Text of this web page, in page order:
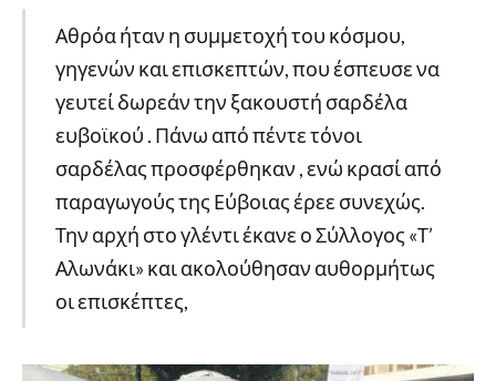
Αθρόα ήταν η συμμετοχή του κόσμου,
γηγενών και επισκεπτών, που έσπευσε να
γευτεί δωρεάν την ξακουστή σαρδέλα
ευβοϊκού . Πάνω από πέντε τόνοι
σαρδέλας προσφέρθηκαν , ενώ κρασί από
παραγωγούς της Εύβοιας έρεε συνεχώς.
Την αρχή στο γλέντι έκανε ο Σύλλογος «Τ’
Αλωνάκι» και ακολούθησαν αυθορμήτως
οι επισκέπτες,